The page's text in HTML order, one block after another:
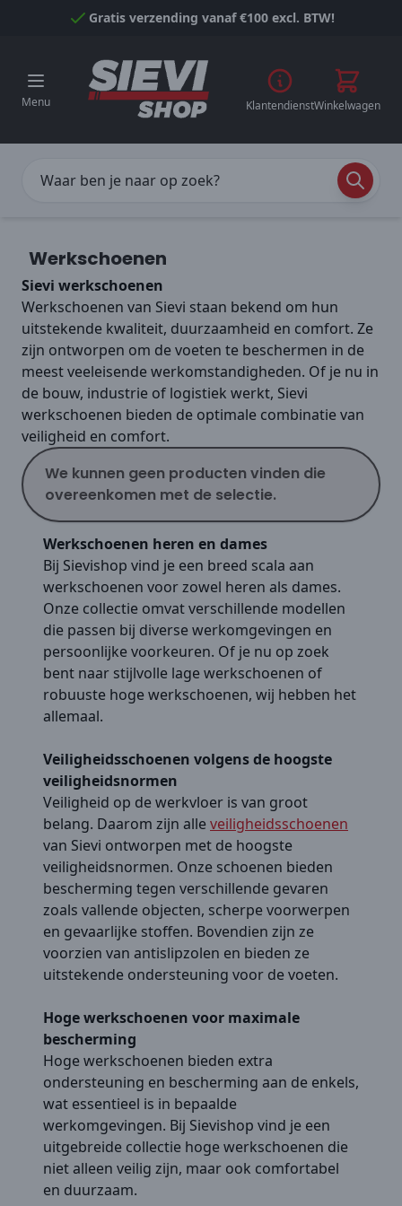
Naar inhoud gaanGratis verzending vanaf €100 excl. BTW!
Menu KlantendienstWinkelwagen
Werkschoenen
Sievi werkschoenen
Werkschoenen van Sievi staan bekend om hun
uitstekende kwaliteit, duurzaamheid en comfort. Ze
zijn ontworpen om de voeten te beschermen in de
meest veeleisende werkomstandigheden. Of je nu in
de bouw, industrie of logistiek werkt, Sievi
werkschoenen bieden de optimale combinatie van
veiligheid en comfort.
We kunnen geen producten vinden die
overeenkomen met de selectie.
Werkschoenen heren en dames
Bij Sievishop vind je een breed scala aan
werkschoenen voor zowel heren als dames.
Onze collectie omvat verschillende modellen
die passen bij diverse werkomgevingen en
persoonlijke voorkeuren. Of je nu op zoek
bent naar stijlvolle lage werkschoenen of
robuuste hoge werkschoenen, wij hebben het
allemaal.
Veiligheidsschoenen volgens de hoogste
veiligheidsnormen
Veiligheid op de werkvloer is van groot
belang. Daarom zijn alleveiligheidsschoenen
van Sievi ontworpen met de hoogste
veiligheidsnormen. Onze schoenen bieden
bescherming tegen verschillende gevaren
zoals vallende objecten, scherpe voorwerpen
en gevaarlijke stoffen. Bovendien zijn ze
voorzien van antislipzolen en bieden ze
uitstekende ondersteuning voor de voeten.
Hoge werkschoenen voor maximale
bescherming
Hoge werkschoenen bieden extra
ondersteuning en bescherming aan de enkels,
wat essentieel is in bepaalde
werkomgevingen. Bij Sievishop vind je een
uitgebreide collectie hoge werkschoenen die
niet alleen veilig zijn, maar ook comfortabel
en duurzaam.